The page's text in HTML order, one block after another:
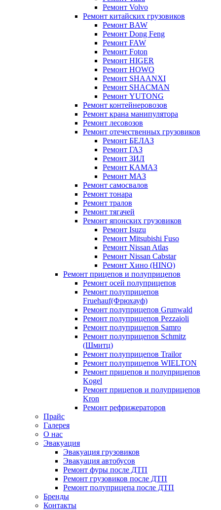
Ремонт Volvo
Ремонт китайских грузовиков
Ремонт BAW
Ремонт Dong Feng
Ремонт FAW
Ремонт Foton
Ремонт HIGER
Ремонт HOWO
Ремонт SHAANXI
Ремонт SHACMAN
Ремонт YUTONG
Ремонт контейнеровозов
Ремонт крана манипулятора
Ремонт лесовозов
Ремонт отечественных грузовиков
Ремонт БЕЛАЗ
Ремонт ГАЗ
Ремонт ЗИЛ
Ремонт КАМАЗ
Ремонт МАЗ
Ремонт самосвалов
Ремонт тонара
Ремонт тралов
Ремонт тягачей
Ремонт японских грузовиков
Ремонт Isuzu
Ремонт Mitsubishi Fuso
Ремонт Nissan Atlas
Ремонт Nissan Cabstar
Ремонт Хино (HINO)
Ремонт прицепов и полуприцепов
Ремонт осей полуприцепов
Ремонт полуприцепов
Fruehauf(Фрюхауф)
Ремонт полуприцепов Grunwald
Ремонт полуприцепов Pezzaioli
Ремонт полуприцепов Samro
Ремонт полуприцепов Schmitz
(Шмитц)
Ремонт полуприцепов Trailor
Ремонт полуприцепов WIELTON
Ремонт прицепов и полуприцепов
Kogel
Ремонт прицепов и полуприцепов
Kron
Ремонт рефрижераторов
Прайс
Галерея
О нас
Эвакуация
Эвакуация грузовиков
Эвакуация автобусов
Ремонт фуры после ДТП
Ремонт грузовиков после ДТП
Ремонт полуприцепа после ДТП
Бренды
Контакты